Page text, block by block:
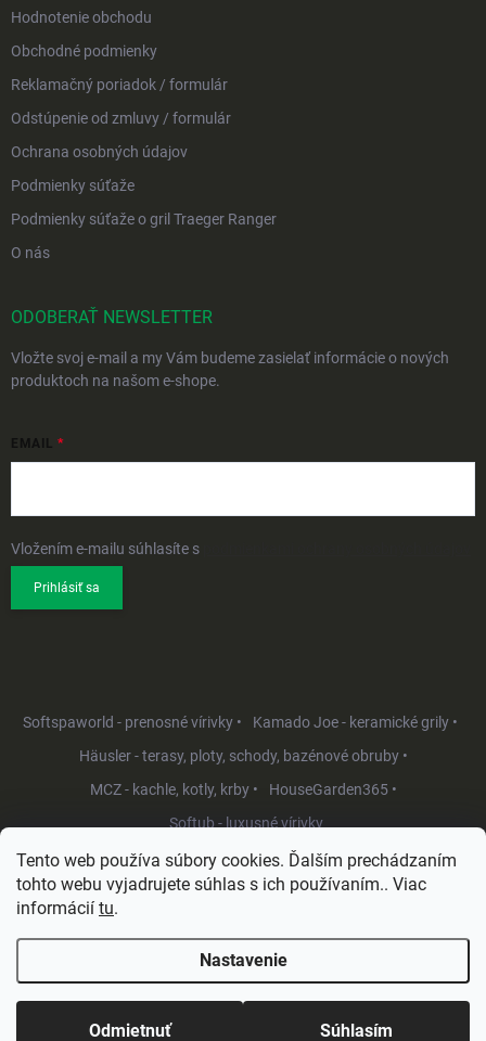
Tento web používa súbory cookies. Ďalším prechádzaním
tohto webu vyjadrujete súhlas s ich používaním.. Viac
informácií tu.
Nastavenie
Odmietnuť Súhlasím
Hodnotenie obchodu
Obchodné podmienky
Reklamačný poriadok / formulár
Odstúpenie od zmluvy / formulár
Ochrana osobných údajov
Podmienky súťaže
Podmienky súťaže o gril Traeger Ranger
O nás
ODOBERAŤ NEWSLETTER
Vložte svoj e-mail a my Vám budeme zasielať informácie o nových
produktoch na našom e-shope.
EMAIL
Vložením e-mailu súhlasíte s
Prihlásiť sa
Softspaworld - prenosné vírivky •
Kamado Joe - keramické grily •
Häusler - terasy, ploty, schody, bazénové obruby •
MCZ - kachle, kotly, krby •
HouseGarden365 •
Softub - luxusné vírivky
Copyright 2026HouseGarden.sk. Všetky práva vyhradené.Upraviť